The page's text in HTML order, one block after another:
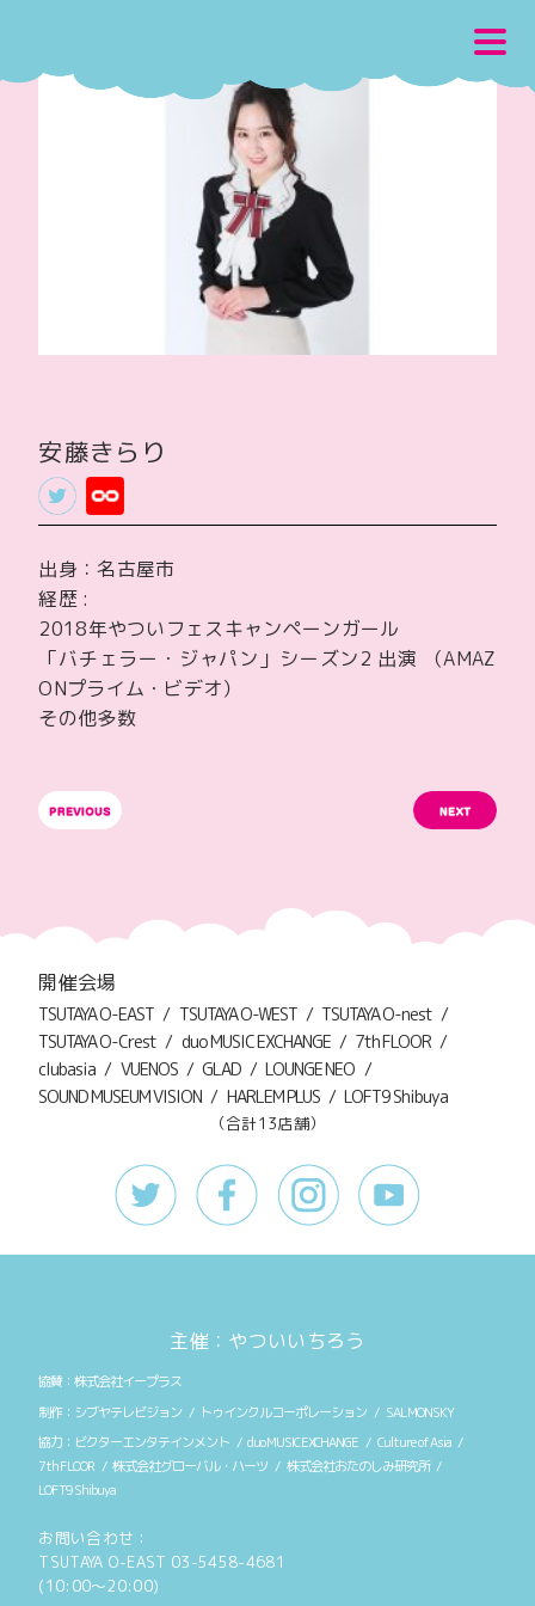
安藤きらり
出身：名古屋市
経歴 :
2018年やついフェスキャンペーンガール
「バチェラー・ジャパン」シーズン2 出演 （AMAZ
ONプライム・ビデオ）
その他多数
開催会場
TSUTAYA O-EAST TSUTAYA O-WEST
TSUTAYA O-nest
TSUTAYA O-Crest
duo MUSIC EXCHANGE
7th FLOOR
clubasia
VUENOS GLAD
LOUNGE NEO
SOUND MUSEUM VISION
HARLEM PLUS LOFT9 Shibuya
（合計13店舗）
主催：やついいちろう
株式会社イープラス
シブヤテレビジョン
トゥインクルコーポレーション
SALMONSKY
ビクターエンタテインメント
duo MUSIC EXCHANGE
Culture of Asia
7th FLOOR
株式会社グローバル・ハーツ
株式会社おたのしみ研究所
LOFT9 Shibuya
お問い合わせ：
TSUTAYA O-EAST 03-5458-4681
(10:00〜20:00)